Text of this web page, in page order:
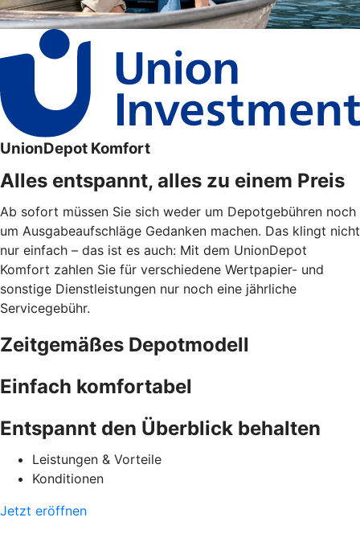
UnionDepot Komfort
Alles entspannt, alles zu einem Preis
Ab sofort müssen Sie sich weder um Depotgebühren noch
um Ausgabeaufschläge Gedanken machen. Das klingt nicht
nur einfach – das ist es auch: Mit dem UnionDepot
Komfort zahlen Sie für verschiedene Wertpapier- und
sonstige Dienstleistungen nur noch eine jährliche
Servicegebühr.
Zeitgemäßes Depotmodell
Einfach komfortabel
Entspannt den Überblick behalten
Leistungen & Vorteile
Konditionen
Jetzt eröffnen